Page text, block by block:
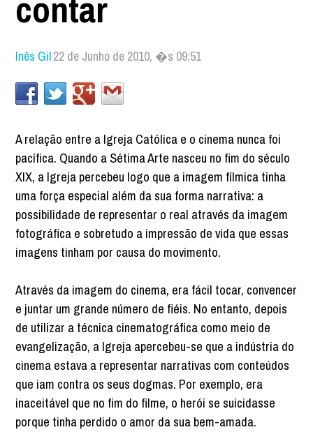
Inês Gil22 de Junho de 2010, �s 09:51
A relação entre a Igreja Católica e o cinema nunca foi
pacífica. Quando a Sétima Arte nasceu no fim do século
XIX, a Igreja percebeu logo que a imagem fílmica tinha
uma força especial além da sua forma narrativa: a
possibilidade de representar o real através da imagem
fotográfica e sobretudo a impressão de vida que essas
imagens tinham por causa do movimento.
Através da imagem do cinema, era fácil tocar, convencer
e juntar um grande número de fiéis. No entanto, depois
de utilizar a técnica cinematográfica como meio de
evangelização, a Igreja apercebeu-se que a indústria do
cinema estava a representar narrativas com conteúdos
que iam contra os seus dogmas. Por exemplo, era
inaceitável que no fim do filme, o herói se suicidasse
porque tinha perdido o amor da sua bem-amada.